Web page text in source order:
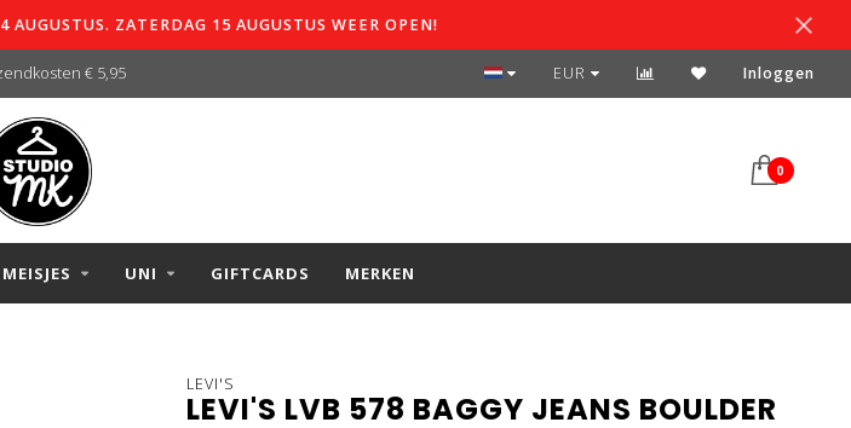
ZATERDAG 15 AUGUSTUS WEER OPEN!
€ 5,95 SPAARSYSTEEM
EUR Inloggen
0
MEISJES UNI GIFTCARDS MERKEN
LEVI'S
LEVI'S LVB 578 BAGGY JEANS BOULDER